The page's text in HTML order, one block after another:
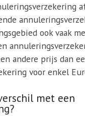
ook vaak
andere prijs dan
voor enkel
met een